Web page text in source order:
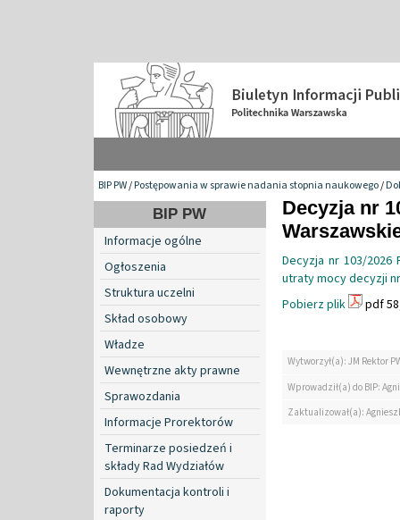
BIP PW/Postępowania w sprawie nadania stopnia naukowego/
BIP PW
Informacje ogólne
Ogłoszenia
Struktura uczelni
Skład osobowy
Władze
Wewnętrzne akty prawne
Sprawozdania
Informacje Prorektorów
Terminarze posiedzeń i
składy Rad Wydziałów
Dokumentacja kontroli i
raporty
Decyzja nr
Decyzja nr 103/
utraty mocy decyzji
Pobierz plik
pdf
Wytworzył(a): JM Rektor
Wprowadził(a) do BIP:
Zaktualizował(a):